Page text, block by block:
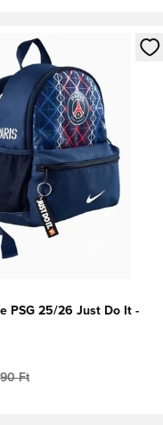
regisztrációhoz
a
PSG 25/26 Just Do It -
Ft